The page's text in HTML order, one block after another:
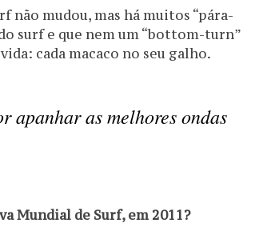
não mudou, mas há muitos “pára-
surf e que nem um “bottom-turn”
cada macaco no seu galho.
apanhar as melhores ondas
Mundial de Surf, em 2011?